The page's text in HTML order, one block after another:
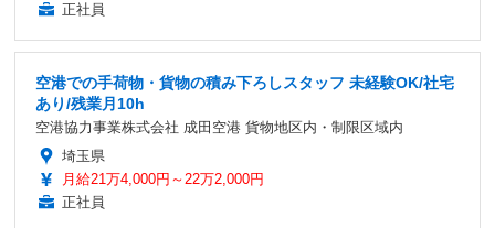
正社員
空港での手荷物・貨物の積み下ろしスタッフ 未経験OK/社宅
あり/残業月10h
空港協力事業株式会社 成田空港 貨物地区内・制限区域内
埼玉県
月給21万4,000円～22万2,000円
正社員